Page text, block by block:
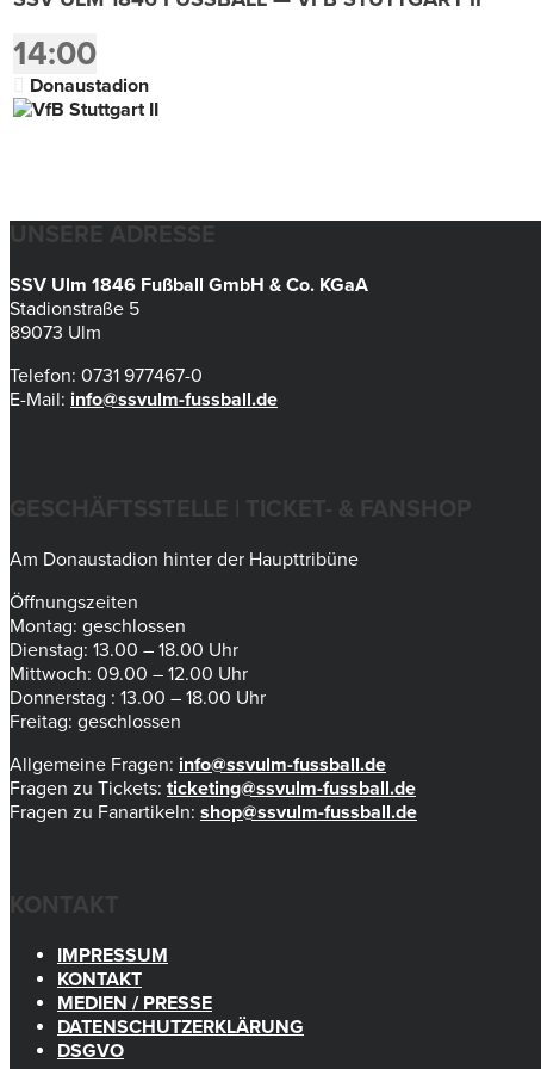
14:00
Donaustadion
UNSERE ADRESSE
SSV Ulm 1846 Fußball GmbH & Co. KGaA
Stadionstraße 5
89073 Ulm
Telefon: 0731 977467-0
E-Mail: info@ssvulm-fussball.de
GESCHÄFTSSTELLE | TICKET- & FANSHOP
Am Donaustadion hinter der Haupttribüne
Öffnungszeiten
Montag: geschlossen
Dienstag: 13.00 – 18.00 Uhr
Mittwoch: 09.00 – 12.00 Uhr
Donnerstag : 13.00 – 18.00 Uhr
Freitag: geschlossen
Allgemeine Fragen: info@ssvulm-fussball.de
Fragen zu Tickets: ticketing@ssvulm-fussball.de
Fragen zu Fanartikeln: shop@ssvulm-fussball.de
KONTAKT
IMPRESSUM
KONTAKT
MEDIEN / PRESSE
DATENSCHUTZERKLÄRUNG
DSGVO